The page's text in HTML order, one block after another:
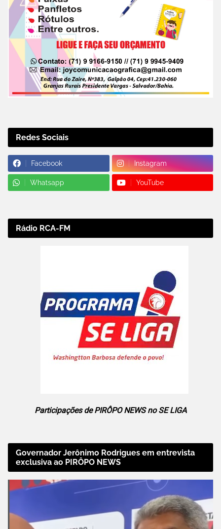
Redes Sociais
Facebook Instagram
Whatsapp YouTube
Rádio RCA-FM
Participações de PIRÔPO NEWS no SE LIGA
Governador Jerônimo Rodrigues em entrevista
exclusiva ao PIRÔPO NEWS